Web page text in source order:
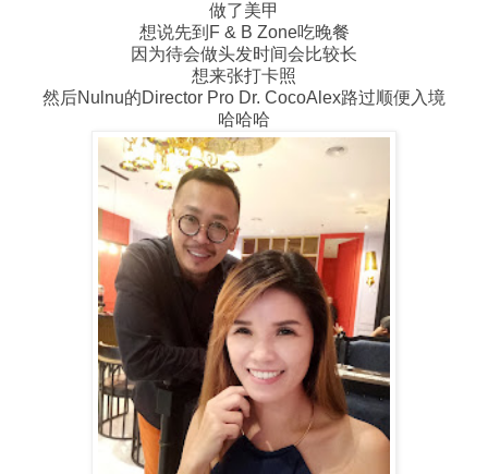
做了美甲
想说先到F & B Zone吃晚餐
因为待会做头发时间会比较长
想来张打卡照
然后Nulnu的Director Pro Dr. CocoAlex路过顺便入境
哈哈哈